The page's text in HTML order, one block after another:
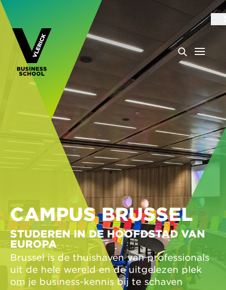
CAMPUS BRUSSEL
STUDEREN IN DE HOOFDSTAD VAN
EUROPA
Brussel is de thuishaven van professionals
uit de hele wereld en de uitgelezen plek
om je business-kennis bij te schaven